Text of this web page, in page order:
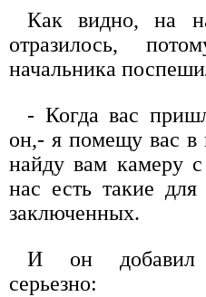
Как видно, на
отразилось,
начальника
- Когда вас
он,- я помещу вас
найду вам камеру
нас есть такие
заключенных.
И он добавил
серьезно: